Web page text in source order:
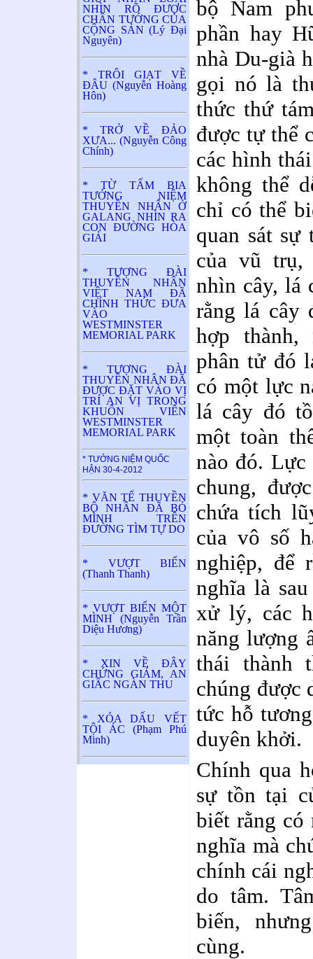
NHÌN RÕ ĐƯỢC
CHÂN TƯỚNG CỦA
CỘNG SẢN (Lý Đại
Nguyên)
* TRÔI GIẠT VỀ
ĐÂU (Nguyễn Hoàng
Hôn)
* TRỞ VỀ ĐẢO
XƯA... (Nguyễn Công
Chính)
* TỪ TẤM BIA
TƯỞNG NIỆM
THUYỀN NHÂN Ở
GALANG NHÌN RA
CON ĐƯỜNG HÒA
GIẢI
* TƯỢNG ĐÀI
THUYỀN NHÂN
VIỆT NAM ĐÃ
CHÍNH THỨC ĐƯA
VÀO
WESTMINSTER
MEMORIAL PARK
* TƯỢNG ĐÀI
THUYỀN NHÂN ĐÃ
ĐƯỢC ĐẶT VÀO VỊ
TRÍ AN VỊ TRONG
KHUÔN VIÊN
WESTMINSTER
MEMORIAL PARK
* TƯỞNG NIỆM QUỐC
HẬN 30-4-2012
* VĂN TẾ THUYỀN
BỘ NHÂN ĐÃ BỎ
MÌNH TRÊN
ĐƯỜNG TÌM TỰ DO
* VƯỢT BIỂN
(Thanh Thanh)
* VƯỢT BIỂN MỘT
MÌNH (Nguyễn Trần
Diệu Hương)
* XIN VỀ ĐÂY
CHỨNG GIÁM, AN
GIẤC NGÀN THU
* XÓA DẤU VẾT
TỘI ÁC (Phạm Phú
Minh)
bộ Nam
phần hay
nhà Du-già
gọi nó là
thức thứ
được tự thể
các hình
không thể
chỉ có thể
quan sát sự
của vũ trụ,
nhìn cây, lá
rằng lá cây
hợp
phân tử đó
có một lực
lá cây đó
một toàn
nào đó.
chung,
chứa tích
của vô số
nghiệp, để
nghĩa là
xử lý, các
năng lượng
thái thành
chúng được
tức hỗ
duyên khởi.
Chính qua
sự tồn tại
biết rằng
nghĩa mà
chính cái
do tâm.
biến,
cùng.